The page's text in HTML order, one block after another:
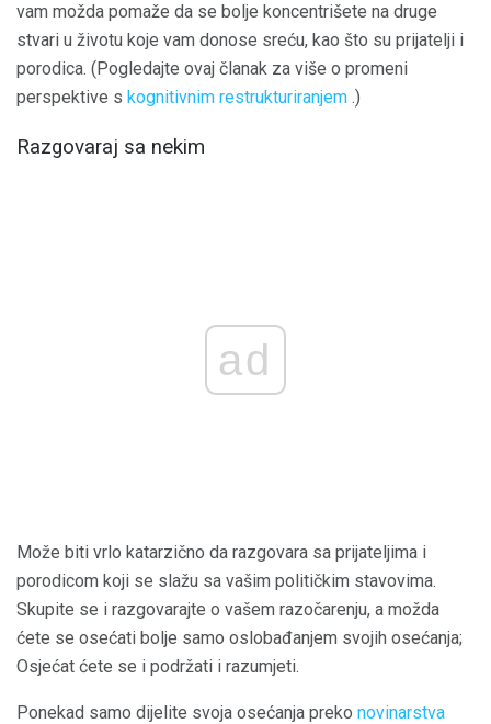
vam možda pomaže da se bolje koncentrišete na druge
stvari u životu koje vam donose sreću, kao što su prijatelji i
porodica. (Pogledajte ovaj članak za više o promeni
perspektive s kognitivnim restrukturiranjem .)
Razgovaraj sa nekim
ad
Može biti vrlo katarzično da razgovara sa prijateljima i
porodicom koji se slažu sa vašim političkim stavovima.
Skupite se i razgovarajte o vašem razočarenju, a možda
ćete se osećati bolje samo oslobađanjem svojih osećanja;
Osjećat ćete se i podržati i razumjeti.
Ponekad samo dijelite svoja osećanja preko novinarstva